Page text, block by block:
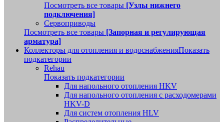
Посмотреть все товары [Узлы нижнего
подключения]
Сервоприводы
Посмотреть все товары [Запорная и регулирующая
арматура]
Коллекторы для отопления и водоснабженияПоказать
подкатегории
Rehau
Показать подкатегории
Для напольного отопления HKV
Для напольного отопления с расходомерами
HKV-D
Для систем отопления HLV